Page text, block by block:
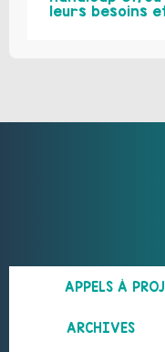
leurs besoins
APPELS À
ARCHIVES